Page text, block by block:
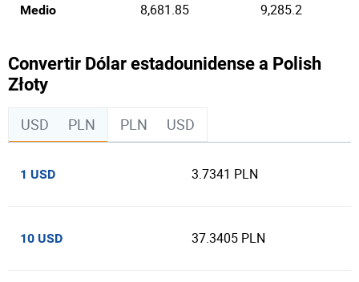
Medio 8,681.85 9,285.2
Convertir Dólar estadounidense a Polish
Złoty
USD PLN PLN USD
1 USD 3.7341 PLN
10 USD 37.3405 PLN